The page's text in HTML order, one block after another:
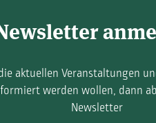
aktuellen Veranstaltungen
werden wollen, dann
Newsletter